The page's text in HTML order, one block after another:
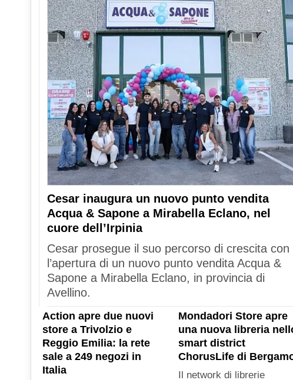
Cesar inaugura un nuovo punto vendita
Acqua & Sapone a Mirabella Eclano, nel
cuore dell’Irpinia
Cesar prosegue il suo percorso di crescita con
l’apertura di un nuovo punto vendita Acqua &
Sapone a Mirabella Eclano, in provincia di
Avellino.
Action apre due nuovi
store a Trivolzio e
Reggio Emilia: la rete
sale a 249 negozi in
Italia
Mondadori Store apre
una nuova libreria
smart district
ChorusLife di
Il network di librerie